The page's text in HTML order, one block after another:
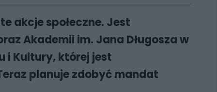
akcje społeczne. Jest
Akademii im. Jana Długosza w
i Kultury, której jest
planuje zdobyć mandat